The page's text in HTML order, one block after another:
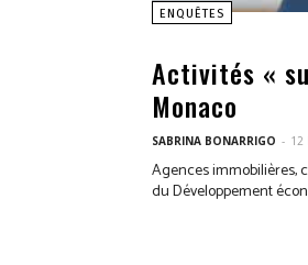
ENQUÊTES
Activités «
Monaco
SABRINA BONARRIGO - 12
Agences immobilières,
du Développement